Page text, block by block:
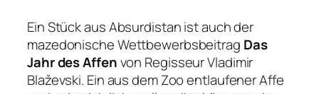
Ein Stück aus Absurdistan ist auch der
mazedonische Wettbewerbsbeitrag Das
Jahr des Affenvon Regisseur Vladimir
Blaževski. Ein aus dem Zoo entlaufener Affe